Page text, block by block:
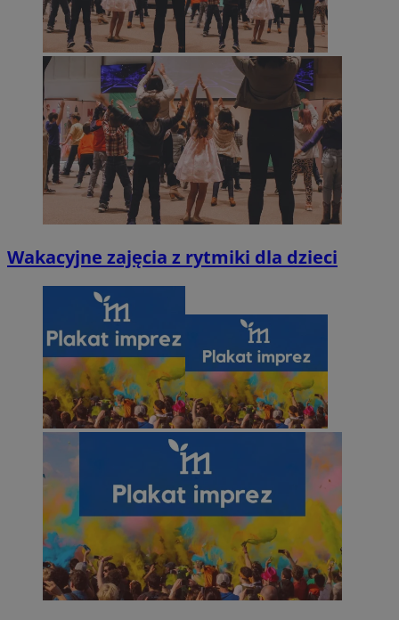
Wakacyjne zajęcia z rytmiki dla dzieci